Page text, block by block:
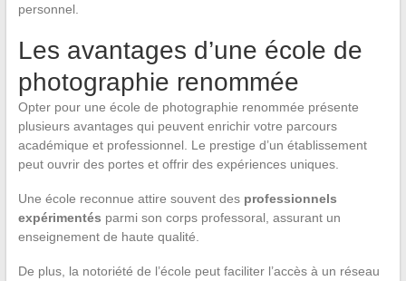
personnel.
Les avantages d’une école de
photographie renommée
Opter pour une école de photographie renommée présente
plusieurs avantages qui peuvent enrichir votre parcours
académique et professionnel. Le prestige d’un établissement
peut ouvrir des portes et offrir des expériences uniques.
Une école reconnue attire souvent des professionnels
expérimentés parmi son corps professoral, assurant un
enseignement de haute qualité.
De plus, la notoriété de l’école peut faciliter l’accès à un réseau